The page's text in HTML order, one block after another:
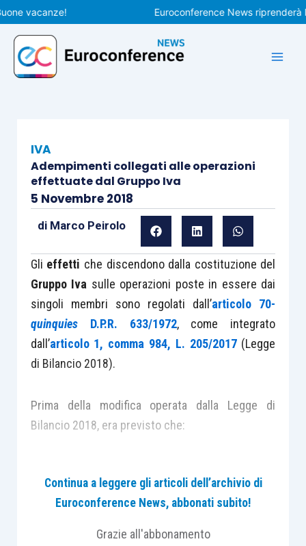
Vai
al
contenuto
vacanze! Euroconference News riprenderà le
IVA
Adempimenti collegati alle operazioni
effettuate dal Gruppo Iva
5 Novembre 2018
di Marco Peirolo
Gli effetti che discendono dalla costituzione del
Gruppo Iva sulle operazioni poste in essere dai
singoli membri sono regolati dall’articolo 70-
quinquiesD.P.R. 633/1972, come integrato
dall’articolo 1, comma 984, L. 205/2017 (Legge
di Bilancio 2018).
Prima della modifica operata dalla Legge di
Bilancio 2018, era previsto che:
servizieffettuate tra i partecipantidel
gruppo non sono considerate cessioni di
beni e prestazioni di servizi rilevanti ai fini
Continua a leggere gli articoli dell’archivio di
Euroconference News, abbonati subito!
Grazie all'abbonamento